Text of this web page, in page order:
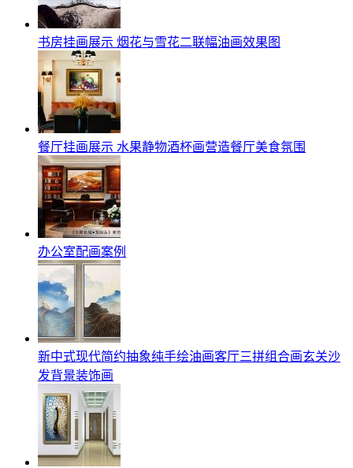
书房挂画展示 烟花与雪花二联幅油画效果图
餐厅挂画展示 水果静物酒杯画营造餐厅美食氛围
办公室配画案例
新中式现代简约抽象纯手绘油画客厅三拼组合画玄关沙
发背景装饰画